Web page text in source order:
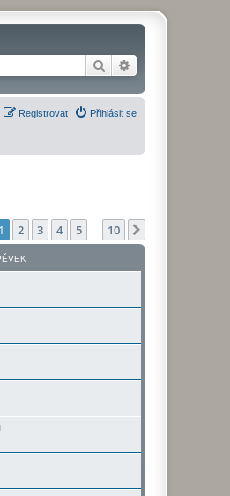
Hledat
Přihlásit se
Registrovat
z
1 2 3 4 5 10